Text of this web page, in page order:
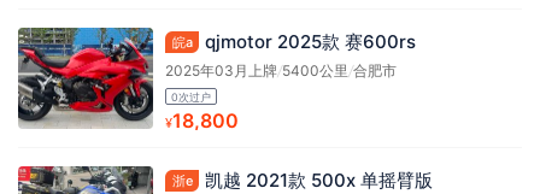
皖a qjmotor 2025款 赛600rs
2025年03月上牌/5400公里/合肥市
0次过户
¥18,800
浙e 凯越 2021款 500x 单摇臂版